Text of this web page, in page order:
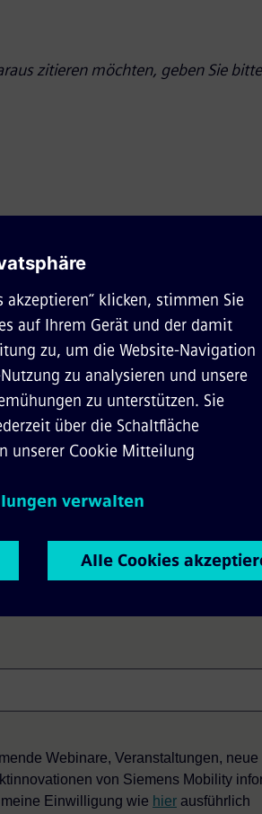
zitieren möchten, geben Sie
Email*
Webinare, Veranstaltungen, neue
von Siemens Mobility
Einwilligung wie hier ausführlich